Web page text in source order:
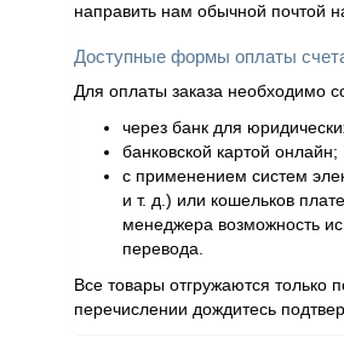
направить нам обычной почтой
Доступные формы оплаты
Для оплаты заказа необходимо
через банк для
банковской картой онлайн;
с применением систем
и т. д.) или кошельков
менеджера возможность
перевода.
Все товары отгружаются только
перечислении дождитесь